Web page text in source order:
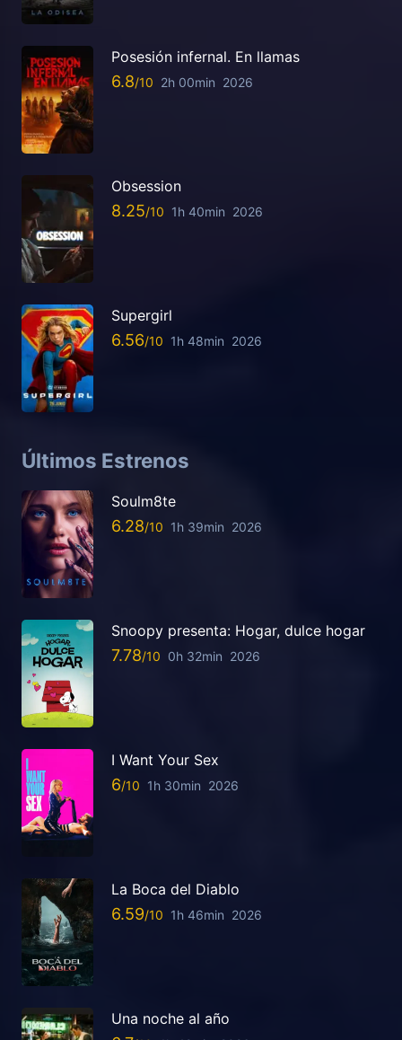
Posesión infernal. En llamas
6.8 2h 00min 2026
Obsession
8.25 1h 40min 2026
Supergirl
6.56 1h 48min 2026
Últimos Estrenos
Soulm8te
6.28 1h 39min 2026
Snoopy presenta: Hogar, dulce hogar
7.78 0h 32min 2026
I Want Your Sex
6 1h 30min 2026
La Boca del Diablo
6.59 1h 46min 2026
Una noche al año